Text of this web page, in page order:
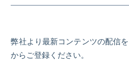
弊社より最新コンテンツの配信を
からご登録ください。